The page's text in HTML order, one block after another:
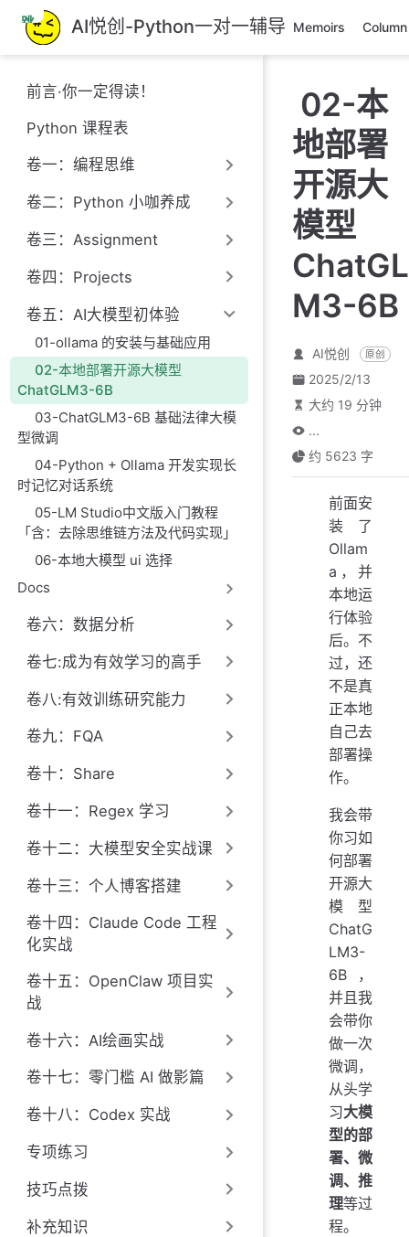
跳
至
主
要
內
AI悦创-Python一对一辅导 Memoirs Column
前言·你一定得读！
Python 课程表
卷一：编程思维
卷二：Python 小咖养成
卷三：Assignment
卷四：Projects
卷五：AI大模型初体验
01-ollama 的安装与基础应用
02-本地部署开源大模型
ChatGLM3-6B
03-ChatGLM3-6B 基础法律大模
型微调
04-Python + Ollama 开发实现长
时记忆对话系统
05-LM Studio中文版入门教程
「含：去除思维链方法及代码实现」
06-本地大模型 ui 选择
Docs
卷六：数据分析
卷七:成为有效学习的高手
卷八:有效训练研究能力
卷九：FQA
卷十：Share
卷十一：Regex 学习
卷十二：大模型安全实战课
卷十三：个人博客搭建
卷十四：Claude Code 工程
化实战
卷十五：OpenClaw 项目实
战
卷十六：AI绘画实战
卷十七：零门槛 AI 做影篇
卷十八：Codex 实战
专项练习
技巧点拨
补充知识
02-本
地部署
开源大
模型
ChatGL
M3-6B
AI悦创 原创
2025/2/13
大约 19 分钟
...
约 5623 字
前面安
装了
Ollam
a，并
本地运
行体验
后。不
过，还
不是真
正本地
自己去
部署操
作。
我会带
你习如
何部署
开源大
模型
ChatG
LM3-
6B，
并且我
会带你
做一次
微调，
从头学
习大模
型的部
署、微
调、推
理等过
程。